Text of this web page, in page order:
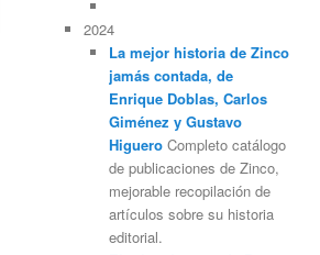
2024
La mejor historia de Zinco
jamás contada, de
Enrique Doblas, Carlos
Giménez y Gustavo
HigueroCompleto catálogo
de publicaciones de Zinco,
mejorable recopilación de
artículos sobre su historia
editorial.